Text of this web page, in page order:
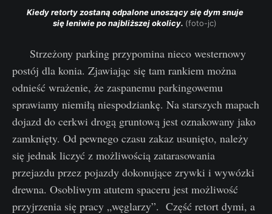
Kiedy retorty zostaną odpalone unoszący się dym snuje
się leniwie po najbliższej okolicy. (foto-jc)
Strzeżony parking przypomina nieco westernowy
postój dla konia. Zjawiając się tam rankiem można
odnieść wrażenie, że zaspanemu parkingowemu
sprawiamy niemiłą niespodziankę. Na starszych mapach
dojazd do cerkwi drogą gruntową jest oznakowany jako
zamknięty. Od pewnego czasu zakaz usunięto, należy
się jednak liczyć z możliwością zatarasowania
przejazdu przez pojazdy dokonujące zrywki i wywózki
drewna. Osobliwym atutem spaceru jest możliwość
przyjrzenia się pracy „węglarzy”. Część retort dymi, a